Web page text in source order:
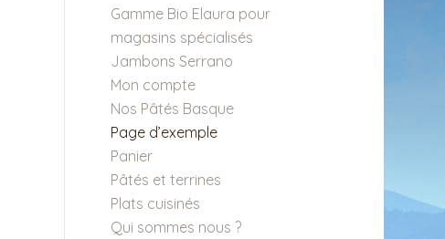
Gamme Bio Elaura pour
magasins spécialisés
Jambons Serrano
Mon compte
Nos Pâtés Basque
Page d’exemple
Panier
Pâtés et terrines
Plats cuisinés
Qui sommes nous ?